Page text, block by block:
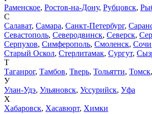
Раменское, Ростов-на-Дону, Рубцовск,
С
Салават, Самара, Санкт-Петербург,
Севастополь, Северодвинск, Северск,
Серпухов, Симферополь, Смоленск, Сочи
Старый Оскол, Стерлитамак, Сургут,
Т
Таганрог, Тамбов, Тверь, Тольятти, Томск,
У
Улан-Удэ, Ульяновск, Уссурийск, Уфа
Х
Хабаровск, Хасавюрт, Химки